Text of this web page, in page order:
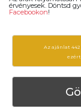
érvényesek. Döntsd
Facebookon!
Az ajánlat